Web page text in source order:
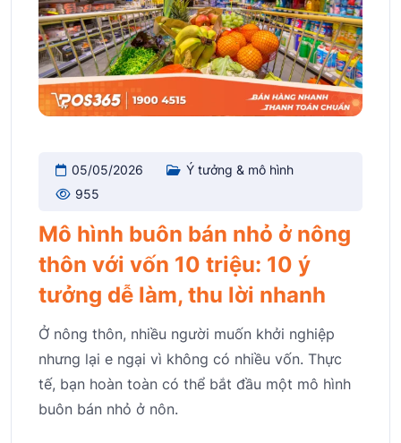
05/05/2026
Ý tưởng & mô hình
955
Mô hình buôn bán nhỏ ở nông
thôn với vốn 10 triệu: 10 ý
tưởng dễ làm, thu lời nhanh
Ở nông thôn, nhiều người muốn khởi nghiệp
nhưng lại e ngại vì không có nhiều vốn. Thực
tế, bạn hoàn toàn có thể bắt đầu một mô hình
buôn bán nhỏ ở nôn.